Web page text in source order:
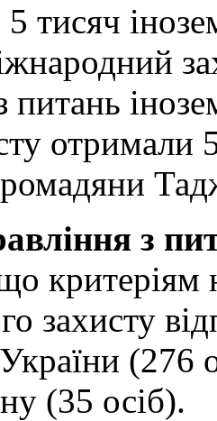
тисяч
питань
отримали
з
критеріям
захисту
(276
(35 осіб).